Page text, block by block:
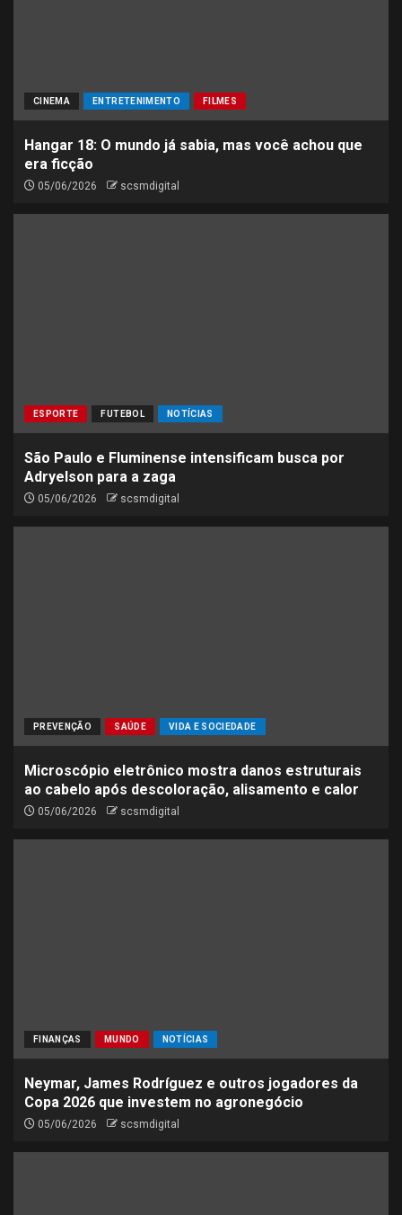
CINEMA ENTRETENIMENTO FILMES
Hangar 18: O mundo já sabia, mas você achou que
era ficção
05/06/2026 scsmdigital
ESPORTE FUTEBOL NOTÍCIAS
São Paulo e Fluminense intensificam busca por
Adryelson para a zaga
05/06/2026 scsmdigital
PREVENÇÃO SAÚDE VIDA E SOCIEDADE
Microscópio eletrônico mostra danos estruturais
ao cabelo após descoloração, alisamento e calor
05/06/2026 scsmdigital
FINANÇAS MUNDO NOTÍCIAS
Neymar, James Rodríguez e outros jogadores da
Copa 2026 que investem no agronegócio
05/06/2026 scsmdigital